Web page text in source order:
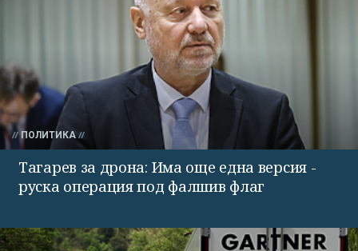
ПОЛИТИКА
Тагарев за дрона: Има още една версия -
руска операция под фалшив флаг